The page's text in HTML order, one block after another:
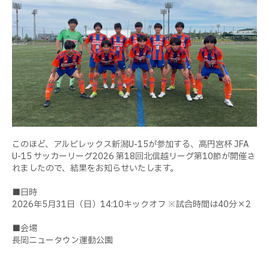
このほど、アルビレックス新潟U-15が参加する、高円宮杯 JFA
U-15 サッカーリーグ2026 第18回北信越リーグ第10節が開催さ
れましたので、結果をお知らせいたします。
■日時
2026年5月31日（日）14:10キックオフ ※試合時間は40分×2
■会場
長岡ニュータウン運動公園